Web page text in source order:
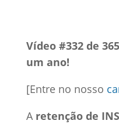
Vídeo #332 de
um ano!
[Entre no nosso
A retenção de